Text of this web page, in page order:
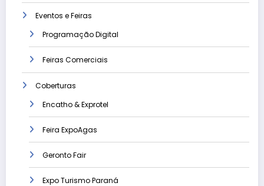
Eventos e Feiras
Programação Digital
Feiras Comerciais
Coberturas
Encatho & Exprotel
Feira ExpoAgas
Geronto Fair
Expo Turismo Paraná